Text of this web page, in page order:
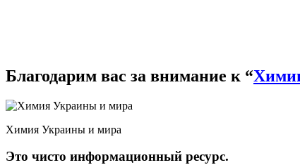
Благодарим вас за внимание к “
Химия Украины и мира
Это чисто информационный ресурс.